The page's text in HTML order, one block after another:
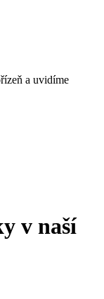
a uvidíme
v naší